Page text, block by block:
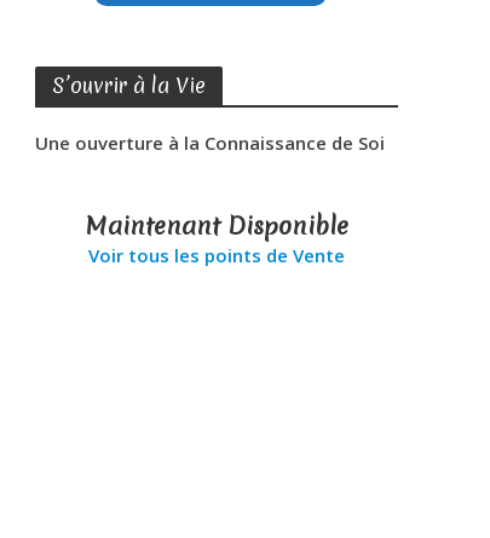
S’ouvrir à la Vie
Une ouverture à la Connaissance de Soi
Maintenant Disponible
Voir tous les points de Vente